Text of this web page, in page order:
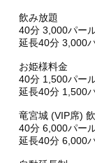
飲み放題
40分 3,000パー
延長40分 3,000
お姫様料金
40分 1,500パー
延長40分 1,500
竜宮城 (VIP席)
40分 6,000パー
延長40分 6,000